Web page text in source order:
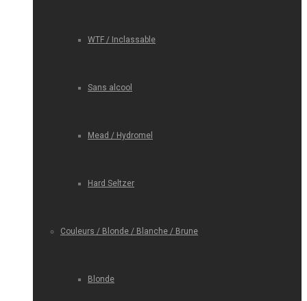
WTF / Inclassable
Sans alcool
Mead / Hydromel
Hard Seltzer
Couleurs / Blonde / Blanche / Brune
Blonde